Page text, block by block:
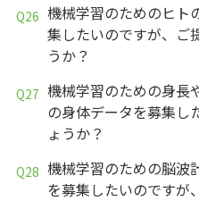
機械学習のためのヒト
集したいのですが、ご
うか？
機械学習のための身長
の身体データを募集し
ょうか？
機械学習のための脳波
を募集したいのですが